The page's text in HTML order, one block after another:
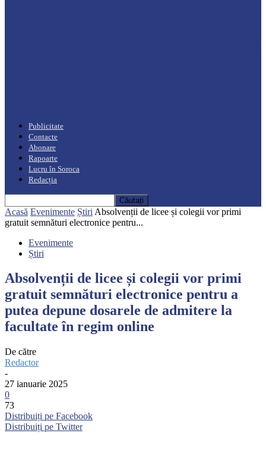
Publicitate
Contacte
Abonare
Rapoarte
Lucru în Soroca
Redacția
Acasă Evenimente Știri Absolvenții de licee și colegii vor primi
gratuit semnături electronice pentru...
Evenimente
Știri
Absolvenții de licee și colegii vor primi
gratuit semnături electronice pentru a
putea depune dosarele de admitere la
facultate în regim online
De către
Redactor
-
27 ianuarie 2025
0
73
Distribuiți pe Facebook
Distribuiți pe Twitter